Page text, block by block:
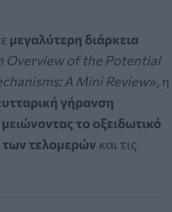
μεγαλύτερη διάρκεια
Overview of the Potential
A Mini Review», η
γήρανση
μειώνοντας το οξειδωτικό
των τελομερών και τις